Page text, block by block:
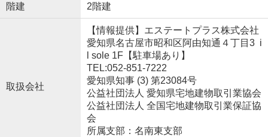
階建 2階建
取扱会社
【情報提供】エステートプラス株式会社
愛知県名古屋市昭和区阿由知通４丁目3 i
l sole 1F【駐車場あり】
TEL:052-851-7222
愛知県知事 (3) 第23084号
公益社団法人 愛知県宅地建物取引業協会
公益社団法人 全国宅地建物取引業保証協
会
所属支部：名南東支部